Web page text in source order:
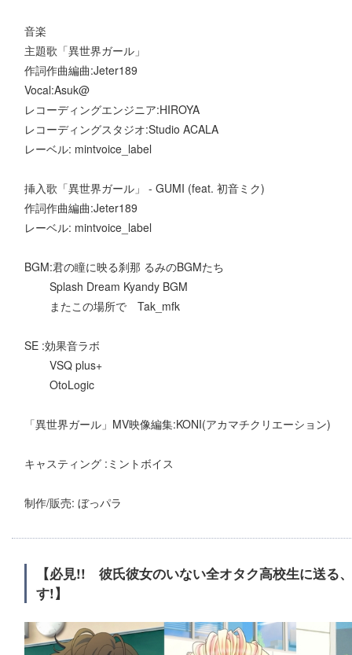
音楽
主題歌「異世界ガール」
作詞作曲編曲:Jeter189
Vocal:Asuk@
レコーディングエンジニア:HIROYA
レコーディングスタジオ:Studio ACALA
レーベル: mintvoice_label
挿入歌「異世界ガール」 - GUMI (feat. 初音ミク)
作詞作曲編曲:Jeter189
レーベル: mintvoice_label
BGM:君の瞳に映る刹那 るみのBGMたち
Splash Dream Kyandy BGM
またこの場所で Tak_mfk
SE :効果音ラボ
VSQ plus+
OtoLogic
「異世界ガール」MV映像編集:KONI(アカマチクリエーション)
キャスティング :ミントボイス
制作/販売: ぼっパラ
【必見!! 彼氏彼女のいない全オタク高校生に送る
す!】